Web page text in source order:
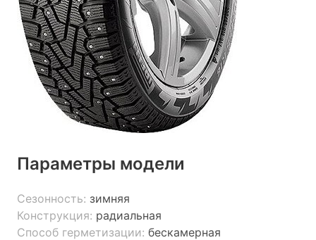
Параметры модели
Сезонность: зимняя
Конструкция: радиальная
Способ герметизации: бескамерная